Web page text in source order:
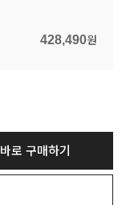
428,490원
바로 구매하기